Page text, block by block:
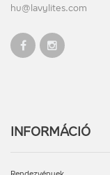
hu@lavylites.com
INFORMÁCIÓ